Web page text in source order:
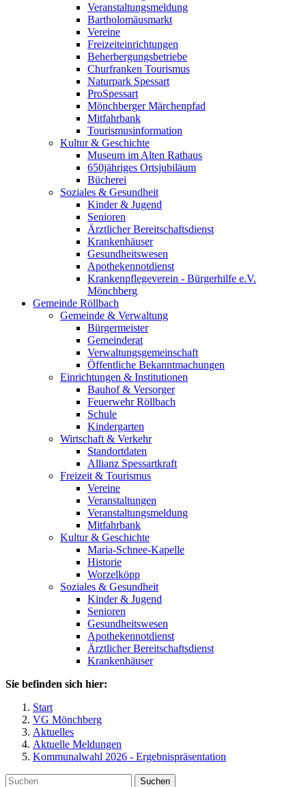
Veranstaltungsmeldung
Bartholomäusmarkt
Vereine
Freizeiteinrichtungen
Beherbergungsbetriebe
Churfranken Tourismus
Naturpark Spessart
ProSpessart
Mönchberger Märchenpfad
Mitfahrbank
Tourismusinformation
Kultur & Geschichte
Museum im Alten Rathaus
650jähriges Ortsjubiläum
Bücherei
Soziales & Gesundheit
Kinder & Jugend
Senioren
Ärztlicher Bereitschaftsdienst
Krankenhäuser
Gesundheitswesen
Apothekennotdienst
Krankenpflegeverein - Bürgerhilfe e.V.
Mönchberg
Gemeinde Röllbach
Gemeinde & Verwaltung
Bürgermeister
Gemeinderat
Verwaltungsgemeinschaft
Öffentliche Bekanntmachungen
Einrichtungen & Institutionen
Bauhof & Versorger
Feuerwehr Röllbach
Schule
Kindergarten
Wirtschaft & Verkehr
Standortdaten
Allianz Spessartkraft
Freizeit & Tourismus
Vereine
Veranstaltungen
Veranstaltungsmeldung
Mitfahrbank
Kultur & Geschichte
Maria-Schnee-Kapelle
Historie
Worzelköpp
Soziales & Gesundheit
Kinder & Jugend
Senioren
Gesundheitswesen
Apothekennotdienst
Ärztlicher Bereitschaftsdienst
Krankenhäuser
Sie befinden sich hier:
Start
VG Mönchberg
Aktuelles
Aktuelle Meldungen
Kommunalwahl 2026 - Ergebnispräsentation
Suchen